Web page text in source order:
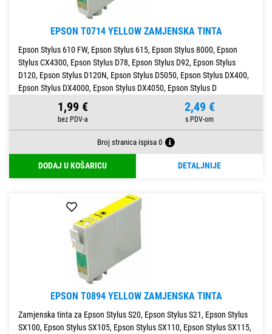
EPSON T0714 YELLOW ZAMJENSKA TINTA
Epson Stylus 610 FW, Epson Stylus 615, Epson Stylus 8000, Epson
Stylus CX4300, Epson Stylus D78, Epson Stylus D92, Epson Stylus
D120, Epson Stylus D120N, Epson Stylus D5050, Epson Stylus DX400,
Epson Stylus DX4000, Epson Stylus DX4050, Epson Stylus D
1,99 € 2,49 €
Broj stranica ispisa 0
DODAJ U KOŠARICU DETALJNIJE
EPSON T0894 YELLOW ZAMJENSKA TINTA
Zamjenska tinta za Epson Stylus S20, Epson Stylus S21, Epson Stylus
SX100, Epson Stylus SX105, Epson Stylus SX110, Epson Stylus SX115,